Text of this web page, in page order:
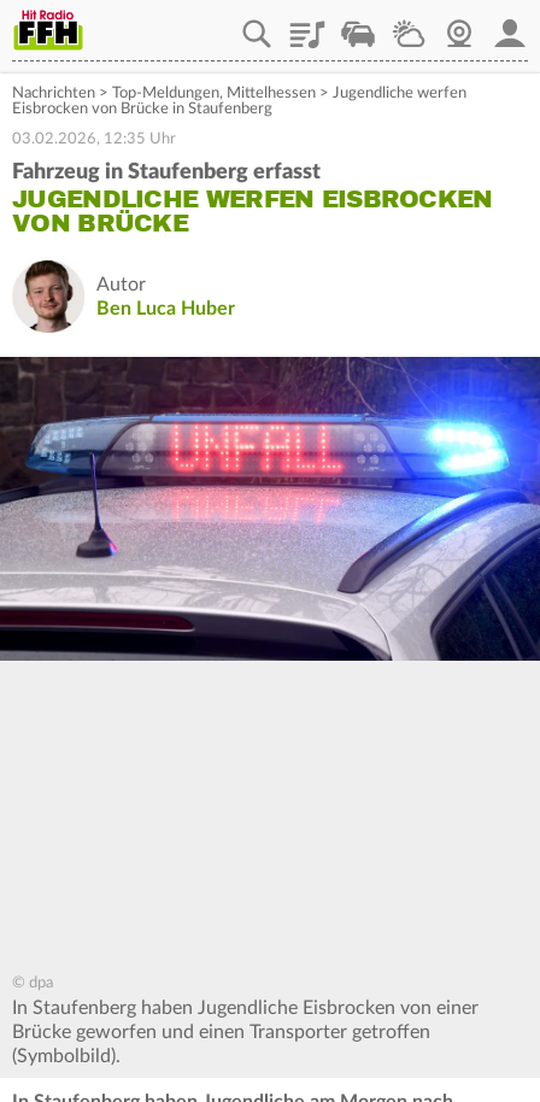
PlaylistStaupilotWetterWebcam
Nachrichten > Top-Meldungen, Mittelhessen > Jugendliche werfen
Eisbrocken von Brücke in Staufenberg
03.02.2026, 12:35 Uhr
Fahrzeug in Staufenberg erfasst
JUGENDLICHE WERFEN EISBROCKEN
VON BRÜCKE
Autor
Ben Luca Huber
© dpa
In Staufenberg haben Jugendliche Eisbrocken von einer
Brücke geworfen und einen Transporter getroffen
(Symbolbild).